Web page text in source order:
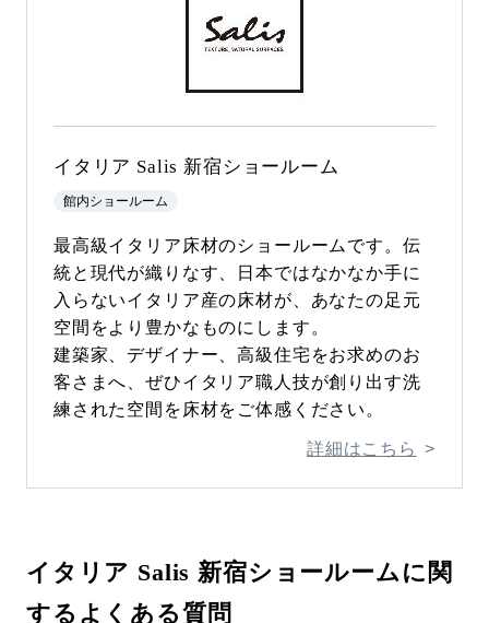
イタリア Salis 新宿ショールーム
館内ショールーム
最高級イタリア床材のショールームです。伝
統と現代が織りなす、日本ではなかなか手に
入らないイタリア産の床材が、あなたの足元
空間をより豊かなものにします。
建築家、デザイナー、高級住宅をお求めのお
客さまへ、ぜひイタリア職人技が創り出す洗
練された空間を床材をご体感ください。
詳細はこちら
イタリア Salis 新宿ショールームに関
するよくある質問